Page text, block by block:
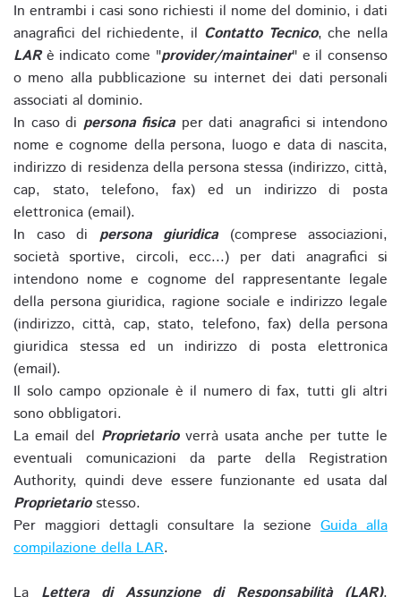
In entrambi i casi sono richiesti il nome del dominio, i dati
anagrafici del richiedente, il Contatto Tecnico, che nella
LARè indicato come "provider/maintainer" e il consenso
o meno alla pubblicazione su internet dei dati personali
associati al dominio.
In caso di persona fisicaper dati anagrafici si intendono
nome e cognome della persona, luogo e data di nascita,
indirizzo di residenza della persona stessa (indirizzo, città,
cap, stato, telefono, fax) ed un indirizzo di posta
elettronica (email).
In caso di persona giuridica(comprese associazioni,
società sportive, circoli, ecc...) per dati anagrafici si
intendono nome e cognome del rappresentante legale
della persona giuridica, ragione sociale e indirizzo legale
(indirizzo, città, cap, stato, telefono, fax) della persona
giuridica stessa ed un indirizzo di posta elettronica
(email).
Il solo campo opzionale è il numero di fax, tutti gli altri
sono obbligatori.
La email del Proprietarioverrà usata anche per tutte le
eventuali comunicazioni da parte della Registration
Authority, quindi deve essere funzionante ed usata dal
Proprietariostesso.
Per maggiori dettagli consultare la sezione Guida alla
compilazione della LAR.